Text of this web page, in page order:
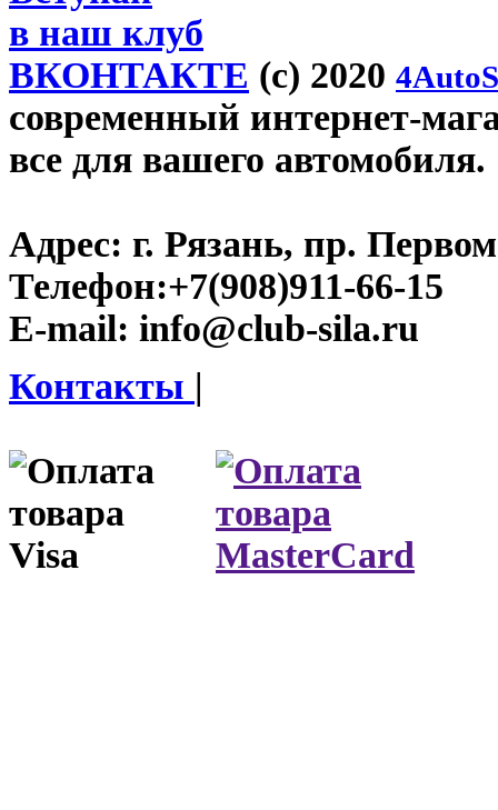
в наш клуб
ВКОНТАКТЕ (c) 2020
современный интернет-
все для вашего автомобиля.
Адрес: г. Рязань, пр.
Телефон:+7(908)911-66-15
E-mail: info@club-sila.ru
Контакты |